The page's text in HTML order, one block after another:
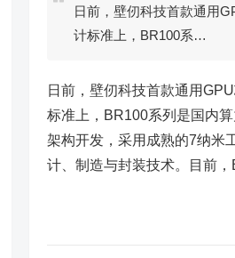
日前，壁仞科技首款通用
计标准上，BR100系…
日前，壁仞科技首款通用
标准上，BR100系列是国内
架构开发，采用成熟的7纳米
计、制造与封装技术。目前